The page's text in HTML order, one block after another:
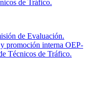
de Tráfico.
de Evaluación.
promoción interna OEP-
Técnicos de Tráfico.